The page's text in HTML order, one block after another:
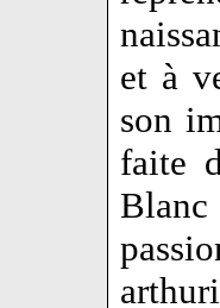
et à
son
faite
Blanc